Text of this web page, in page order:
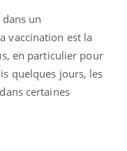
un
vaccination est la
en particulier pour
quelques jours, les
certaines